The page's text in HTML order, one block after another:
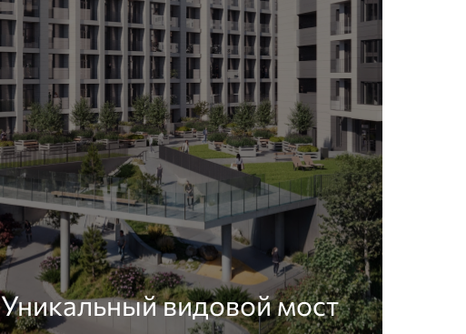
Уникальный видовой мост